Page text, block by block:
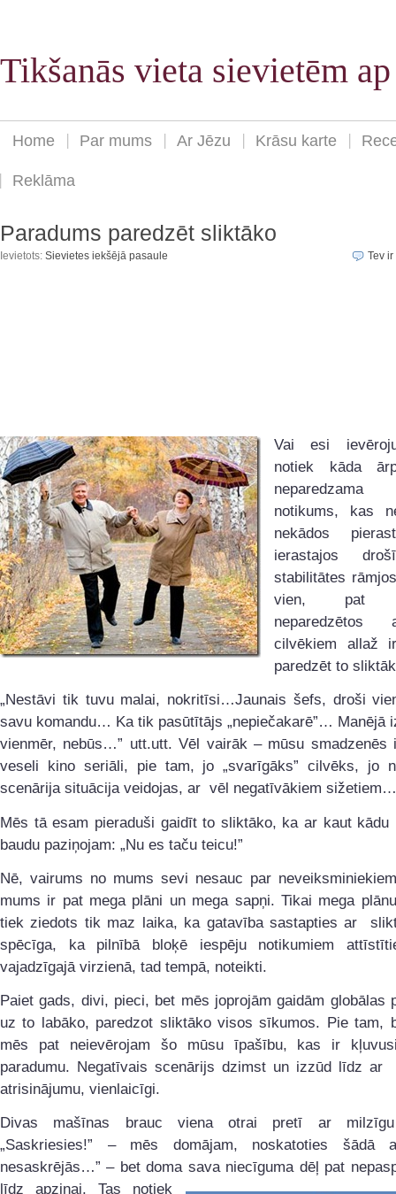
Tikšanās vieta sievietēm
Home Par mums Ar Jēzu Krāsu karte
Reklāma
Paradums paredzēt sliktāko
Ievietots: Sievietes iekšējā pasaule Tev ir
Vai esi
notiek kāda
neparedzama
notikums, kas
nekādos
ierastajos
stabilitātes
vien, pat
neparedzētos
cilvēkiem allaž
paredzēt to
„Nestāvi tik tuvu malai, nokritīsi…Jaunais šefs, droši
savu komandu… Ka tik pasūtītājs „nepiečakarē”… Manējā
vienmēr, nebūs…” utt.utt. Vēl vairāk – mūsu smadzenēs
veseli kino seriāli, pie tam, jo „svarīgāks” cilvēks, jo
scenārija situācija veidojas, ar vēl negatīvākiem sižetiem…
Mēs tā esam pieraduši gaidīt to sliktāko, ka ar kaut kādu
baudu paziņojam: „Nu es taču teicu!”
Nē, vairums no mums sevi nesauc par
mums ir pat mega plāni un mega sapņi. Tikai mega
tiek ziedots tik maz laika, ka gatavība sastapties ar
spēcīga, ka pilnībā bloķē iespēju notikumiem
vajadzīgajā virzienā, tad tempā, noteikti.
Paiet gads, divi, pieci, bet mēs joprojām gaidām globālas
uz to labāko, paredzot sliktāko visos sīkumos. Pie tam,
mēs pat neievērojam šo mūsu īpašību, kas ir
paradumu. Negatīvais scenārijs dzimst un izzūd līdz ar
atrisinājumu, vienlaicīgi.
Divas mašīnas brauc viena otrai pretī ar milzīgu
„Saskriesies!” – mēs domājam, noskatoties šādā
nesaskrējās…” – bet doma sava niecīguma dēļ pat
līdz apziņai. Tas notiek